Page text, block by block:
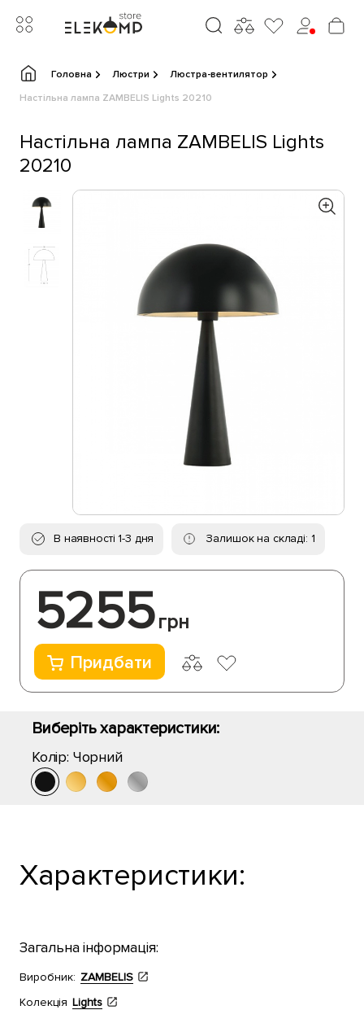
Головна Люстри
Люстра-вентилятор
Настільна лампа ZAMBELIS Lights 20210
Настільна лампа ZAMBELIS Lights
20210
В наявності 1-3 дня Залишок на складі: 1
5255грн
Придбати
Виберіть характеристики:
Колір: Чорний
Характеристики:
Загальна інформація:
Виробник: ZAMBELIS
Колекція Lights